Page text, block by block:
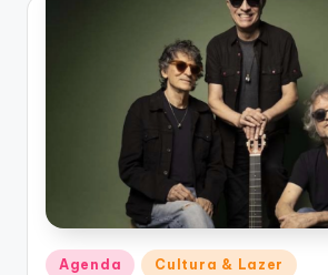
Posted
Agenda Cultura & Lazer